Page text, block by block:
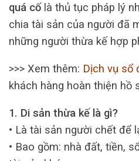
quá cốlà thủ tục pháp lý
chia tài sản của người đã
những người thừa kế hợp
>>> Xem thêm: Dịch vụ sổ
khách hàng hoàn thiện hồ
1. Di sản thừa kế là gì?
• Là tài sản người chết để
• Bao gồm: nhà đất, tiền,